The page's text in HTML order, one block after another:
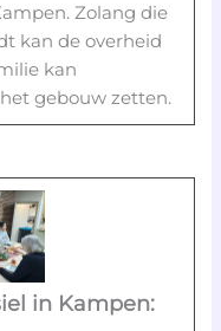
Zolang die
kan de overheid
kan
gebouw zetten.
in Kampen: